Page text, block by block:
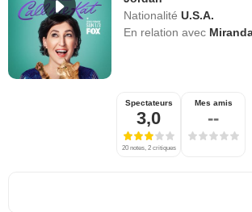
Nationalité U.S.A.
En relation avec
Spectateurs
3,0
20 notes, 2 critiques
Mes amis
--